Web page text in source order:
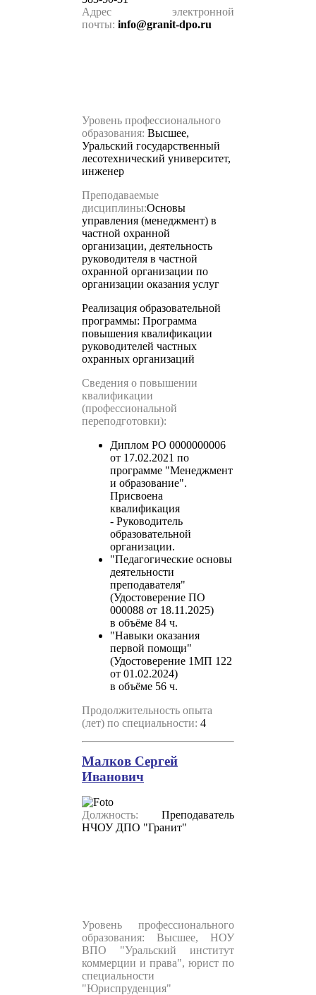
Адрес электронной
почты: info@granit-dpo.ru
Уровень профессионального
образования: Высшее,
Уральский государственный
лесотехнический университет,
инженер
Преподаваемые
дисциплины:Основы
управления (менеджмент) в
частной охранной
организации, деятельность
руководителя в частной
охранной организации по
организации оказания услуг
Реализация образовательной
программы: Программа
повышения квалификации
руководителей частных
охранных организаций
Сведения о повышении
квалификации
(профессиональной
переподготовки):
Диплом РО 0000000006
от 17.02.2021 по
программе "Менеджмент
и образование".
Присвоена
квалификация
- Руководитель
образовательной
организации.
"Педагогические основы
деятельности
преподавателя"
(Удостоверение ПО
000088 от 18.11.2025)
в объёме 84 ч.
"Навыки оказания
первой помощи"
(Удостоверение 1МП 122
от 01.02.2024)
в объёме 56 ч.
Продолжительность опыта
(лет) по специальности: 4
Малков Сергей
Иванович
Должность:
Преподаватель
НЧОУ ДПО "Гранит"
Уровень профессионального
образования: Высшее, НОУ
ВПО "Уральский институт
коммерции и права", юрист по
специальности
"Юриспруденция"